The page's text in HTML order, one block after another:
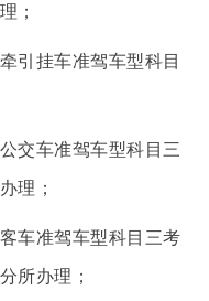
；
挂车准驾车型科目
车准驾车型科目三
理；
准驾车型科目三考
所办理；